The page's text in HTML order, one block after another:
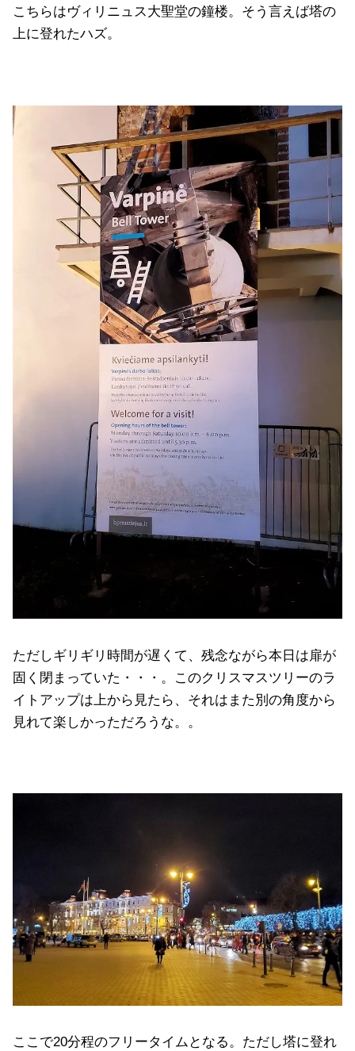
こちらはヴィリニュス大聖堂の鐘楼。そう言えば塔の
上に登れたハズ。
ただしギリギリ時間が遅くて、残念ながら本日は扉が
固く閉まっていた・・・。このクリスマスツリーのラ
イトアップは上から見たら、それはまた別の角度から
見れて楽しかっただろうな。。
ここで20分程のフリータイムとなる。ただし塔に登れ